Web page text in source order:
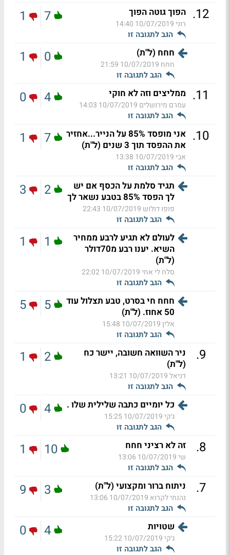
12
. הפוך גוטה הפוך
רוני10/07/2019 14:40
הגב לתגובה זו
7
1
חחח (ל"ת)
חחח 10/07/2019 21:59
הגב לתגובה זו
0
1
11
. ממליצים וזה לא חוקי
עמרם מירושלים 10/07/2019 14:03
הגב לתגובה זו
4
0
10
.
אני מופסד 85% על הנייר...אחזיר
את ההפסד תוך 3 שנים (ל"ת)
אבי10/07/2019 13:38
הגב לתגובה זו
7
1
תגיד סלמת על הכסף אם יש
לך הפסד 85% בטבע נשאר לך
פופו דולוש 10/07/2019 22:43
הגב לתגובה זו
2
3
לעולם לא תגיע לרבע ממחיר
השיא. יענו רבע מ70דולר
(ל"ת)
סלח לי אחי10/07/2019 22:02
הגב לתגובה זו
1
1
חחח חי בסרט, טבע תצלול עוד
50 אחוז. (ל"ת)
אלין10/07/2019 15:48
הגב לתגובה זו
5
5
9
.
ניר השוואה חשובה, יישר כח
(ל"ת)
דניאל10/07/2019 13:21
הגב לתגובה זו
2
1
כל יומיים כתבה שלילית שלו .
ג׳קי10/07/2019 15:25
הגב לתגובה זו
4
0
8
. זה לא רציני חחח
שי10/07/2019 13:06
הגב לתגובה זו
10
1
7
. ניתוח ברור ומקצועי (ל"ת)
נהנתי לקרוא 10/07/2019 13:06
הגב לתגובה זו
3
9
שטויות
ג׳קי10/07/2019 15:22
הגב לתגובה זו
4
0